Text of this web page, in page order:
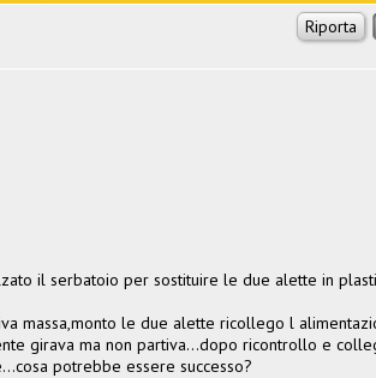
Riporta
il serbatoio per sostituire le due alette in
massa,monto le due alette ricollego l
girava ma non partiva...dopo ricontrollo e
potrebbe essere successo?